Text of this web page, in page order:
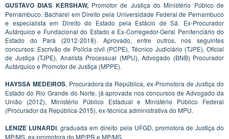
GUSTAVO DIAS KERSHAW, Promotor de Justiça do Ministério Púbico de
Pernambuco. Bacharel em Direito pela Universidade Federal de Pernambuco
e especialista em Direito do Estado pela Estácio de Sá. Ex-Procurador
Autárquico e Fundacional do Estado e Ex-Corregedor-Geral Penitenciário do
Estado do Pará (2012-2018). Aprovado, entre outros, nos seguintes
concursos: Escrivão de Polícia civil (PCPE), Técnico Judiciário (TJPE), Oficial
de Justiça (TJPE), Analista Processual (MPU), Advogado (BNB) Procurador
Autárquico e Promotor de Justiça (MPPE).
HAYSSA MEDEIROS, Procuradora da República, ex-Promotora de Justiça do
Estado do Rio Grande do Norte, já aprovada nos concursos de Advogado da
União (2012), Ministério Público Estadual e Ministério Público Federal
(Procurador da República-2015), ex-técnica administrativa do MPU.
LENIZE LUNARDI, graduada em direito pela UFGD, promotora de Justiça do
MP/MS, ex-promotora do MP/PR e MP/MS.